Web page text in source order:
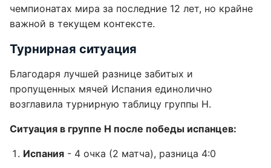
чемпионатах мира за последние 12 лет, но крайне
важной в текущем контексте.
Турнирная ситуация
Благодаря лучшей разнице забитых и
пропущенных мячей Испания единолично
возглавила турнирную таблицу группы H.
Ситуация в группе H после победы испанцев:
Испания - 4 очка (2 матча), разница 4:0